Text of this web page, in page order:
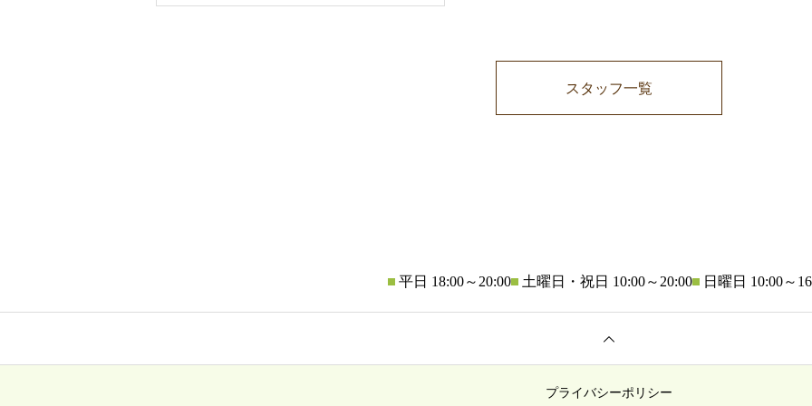
スタッフ一覧
平日 18:00～20:00 土曜日・祝日 10:00～20:00 日曜日 10:00～
プライバシーポリシー